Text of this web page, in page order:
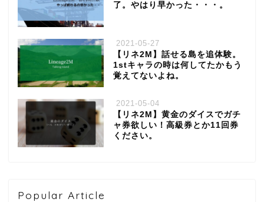
了。やはり早かった・・・。
2021-05-27
【リネ2M】話せる島を追体験。
1stキャラの時は何してたかもう
覚えてないよね。
2021-05-04
【リネ2M】黄金のダイスでガチ
ャ券欲しい！高級券とか11回券
ください。
Popular Article